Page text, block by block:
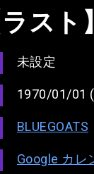
スト】
未設定
1970/01/01
BLUEGOATS
Google カレ